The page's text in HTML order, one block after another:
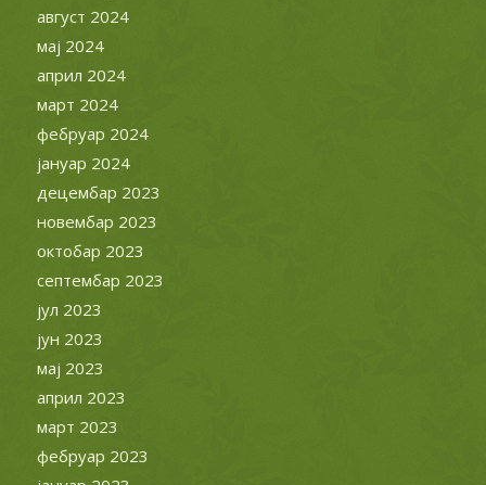
август 2024
мај 2024
април 2024
март 2024
фебруар 2024
јануар 2024
децембар 2023
новембар 2023
октобар 2023
септембар 2023
јул 2023
јун 2023
мај 2023
април 2023
март 2023
фебруар 2023